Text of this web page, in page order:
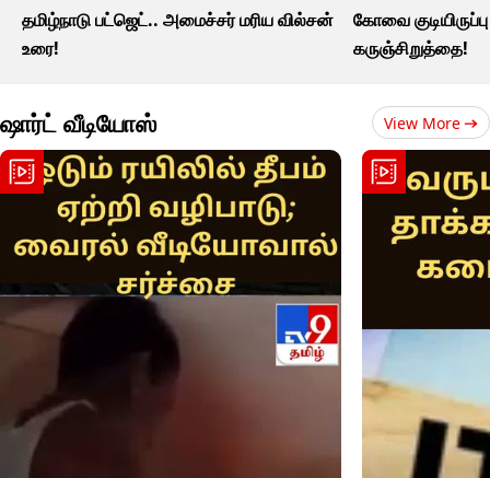
தமிழ்நாடு பட்ஜெட்.. அமைச்சர் மரிய வில்சன்
உரை!
கோவை குடியிருப்பு
கருஞ்சிறுத்தை!
ஷார்ட் வீடியோஸ் View More